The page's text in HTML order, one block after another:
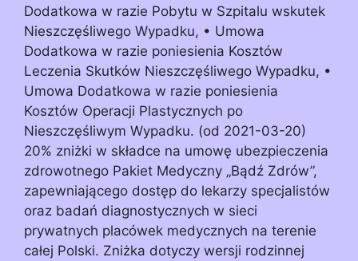
Dodatkowa w razie Pobytu w Szpitalu wskutek
Nieszczęśliwego Wypadku, • Umowa
Dodatkowa w razie poniesienia Kosztów
Leczenia Skutków Nieszczęśliwego Wypadku, •
Umowa Dodatkowa w razie poniesienia
Kosztów Operacji Plastycznych po
Nieszczęśliwym Wypadku. (od 2021-03-20)
20% zniżki w składce na umowę ubezpieczenia
zdrowotnego Pakiet Medyczny „Bądź Zdrów”,
zapewniającego dostęp do lekarzy specjalistów
oraz badań diagnostycznych w sieci
prywatnych placówek medycznych na terenie
całej Polski. Zniżka dotyczy wersji rodzinnej